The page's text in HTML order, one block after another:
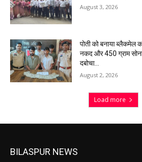
August 3, 2026
पोती को बनाया ब्लैकमेल
नकद और 450 ग्राम
दबोचा…
August 2, 2026
Load more
BILASPUR NEWS